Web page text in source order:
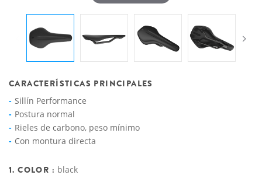
CARACTERÍSTICAS PRINCIPALES
Sillín Performance
Postura normal
Rieles de carbono, peso mínimo
Con montura directa
1. COLOR : black